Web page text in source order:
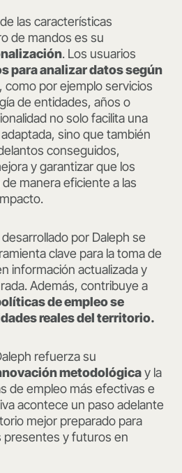
las características
de mandos es su
. Los usuarios
para analizar datos según
, como por ejemplo servicios
de entidades, años o
no solo facilita una
sino que también
conseguidos,
y garantizar que los
manera eficiente a las
por Daleph se
clave para la toma de
información actualizada y
Además, contribuye a
de empleo se
reales del territorio.
refuerza su
metodológicay la
de empleo más efectivas e
acontece un paso adelante
mejor preparado para
presentes y futuros en